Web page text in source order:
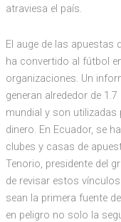
atraviesa el país.
El auge de las
ha convertido al fútbol
organizaciones. Un
generan alrededor de
mundial y son utilizadas
dinero. En Ecuador, se
clubes y casas de
Tenorio, presidente del
de revisar estos
sean la primera fuente
en peligro no solo la